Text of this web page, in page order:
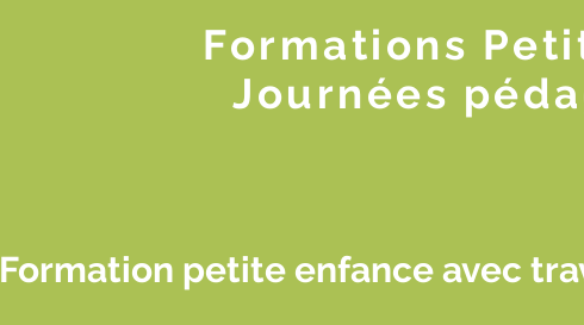
Formations
Journées
Formation petite enfance avec